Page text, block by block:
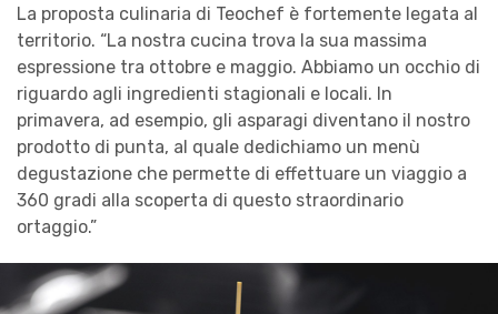
La proposta culinaria di Teochef è fortemente legata al
territorio. “La nostra cucina trova la sua massima
espressione tra ottobre e maggio. Abbiamo un occhio di
riguardo agli ingredienti stagionali e locali. In
primavera, ad esempio, gli asparagi diventano il nostro
prodotto di punta, al quale dedichiamo un menù
degustazione che permette di effettuare un viaggio a
360 gradi alla scoperta di questo straordinario
ortaggio.”